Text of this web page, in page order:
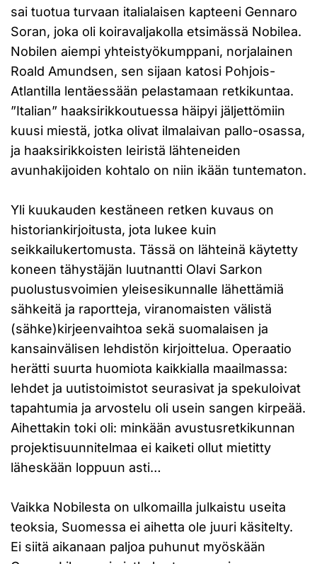
sai tuotua turvaan italialaisen kapteeni Gennaro
Soran, joka oli koiravaljakolla etsimässä Nobilea.
Nobilen aiempi yhteistyökumppani, norjalainen
Roald Amundsen, sen sijaan katosi Pohjois-
Atlantilla lentäessään pelastamaan retkikuntaa.
”Italian” haaksirikkoutuessa häipyi jäljettömiin
kuusi miestä, jotka olivat ilmalaivan pallo-osassa,
ja haaksirikkoisten leiristä lähteneiden
avunhakijoiden kohtalo on niin ikään tuntematon.
Yli kuukauden kestäneen retken kuvaus on
historiankirjoitusta, jota lukee kuin
seikkailukertomusta. Tässä on lähteinä käytetty
koneen tähystäjän luutnantti Olavi Sarkon
puolustusvoimien yleisesikunnalle lähettämiä
sähkeitä ja raportteja, viranomaisten välistä
(sähke)kirjeenvaihtoa sekä suomalaisen ja
kansainvälisen lehdistön kirjoittelua. Operaatio
herätti suurta huomiota kaikkialla maailmassa:
lehdet ja uutistoimistot seurasivat ja spekuloivat
tapahtumia ja arvostelu oli usein sangen kirpeää.
Aihettakin toki oli: minkään avustusretkikunnan
projektisuunnitelmaa ei kaiketi ollut mietitty
läheskään loppuun asti…
Vaikka Nobilesta on ulkomailla julkaistu useita
teoksia, Suomessa ei aihetta ole juuri käsitelty.
Ei siitä aikanaan paljoa puhunut myöskään